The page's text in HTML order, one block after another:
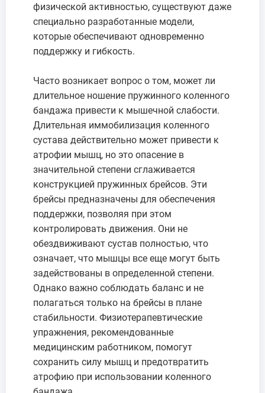
физической активностью, существуют даже
специально разработанные модели,
которые обеспечивают одновременно
поддержку и гибкость.
Часто возникает вопрос о том, может ли
длительное ношение пружинного коленного
бандажа привести к мышечной слабости.
Длительная иммобилизация коленного
сустава действительно может привести к
атрофии мышц, но это опасение в
значительной степени сглаживается
конструкцией пружинных брейсов. Эти
брейсы предназначены для обеспечения
поддержки, позволяя при этом
контролировать движения. Они не
обездвиживают сустав полностью, что
означает, что мышцы все еще могут быть
задействованы в определенной степени.
Однако важно соблюдать баланс и не
полагаться только на брейсы в плане
стабильности. Физиотерапевтические
упражнения, рекомендованные
медицинским работником, помогут
сохранить силу мышц и предотвратить
атрофию при использовании коленного